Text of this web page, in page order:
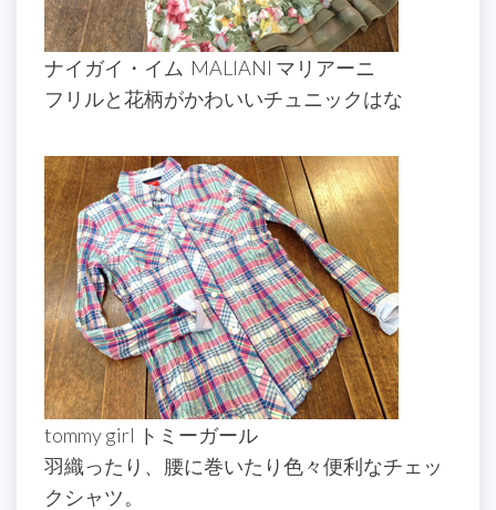
ナイガイ・イム MALIANI マリアーニ
フリルと花柄がかわいいチュニックはな
tommy girl トミーガール
羽織ったり、腰に巻いたり色々便利なチェッ
クシャツ。